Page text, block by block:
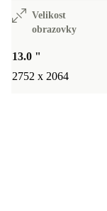
Velikost
obrazovky
13.0 "
2752 x 2064